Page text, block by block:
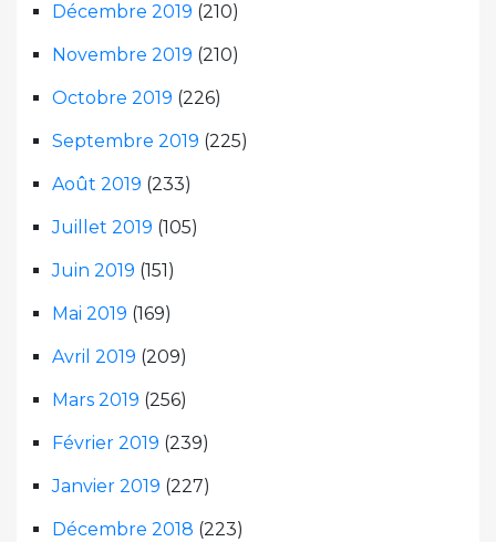
Décembre 2019 (210)
Novembre 2019 (210)
Octobre 2019 (226)
Septembre 2019 (225)
Août 2019 (233)
Juillet 2019 (105)
Juin 2019 (151)
Mai 2019 (169)
Avril 2019 (209)
Mars 2019 (256)
Février 2019 (239)
Janvier 2019 (227)
Décembre 2018 (223)